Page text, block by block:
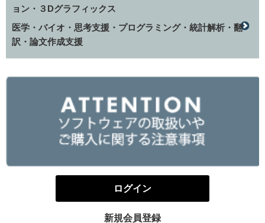
ョン・３Dグラフィックス
医学・バイオ・思考支援・プログラミング・統計解析・翻
訳・論文作成支援
ログイン
新規会員登録